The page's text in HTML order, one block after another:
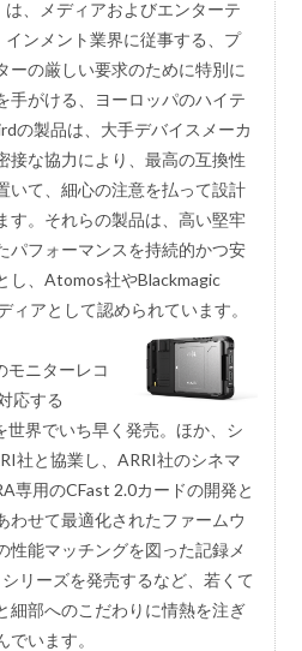
は、メディアおよびエンターテ
インメント業界に従事する、プ
ーの厳しい要求のために特別に
手がける、ヨーロッパのハイテ
の製品は、大手デバイスメーカ
接な協力により、最高の互換性
いて、細心の注意を払って設計
す。それらの製品は、高い堅牢
パフォーマンスを持続的かつ安
し、Atomos社やBlackmagic
ィアとして認められています。
モニターレコ
応する
世界でいち早く発売。ほか、シ
社と協業し、ARRI社のシネマ
専用のCFast 2.0カードの開発と
わせて最適化されたファームウ
性能マッチングを図った記録メ
リーズを発売するなど、若くて
細部へのこだわりに情熱を注ぎ
います。